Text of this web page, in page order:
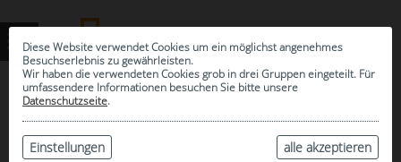
Diese Website verwendet Cookies um ein möglichst angenehmes
Besuchserlebnis zu gewährleisten.
Wir haben die verwendeten Cookies grob in drei Gruppen eingeteilt. Für
umfassendere Informationen besuchen Sie bitte unsere
Datenschutzseite.
alle akzeptieren
Einstellungen
ARCHIV